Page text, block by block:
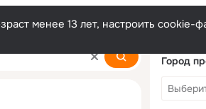
менее 13 лет, настроить cookie-
Город